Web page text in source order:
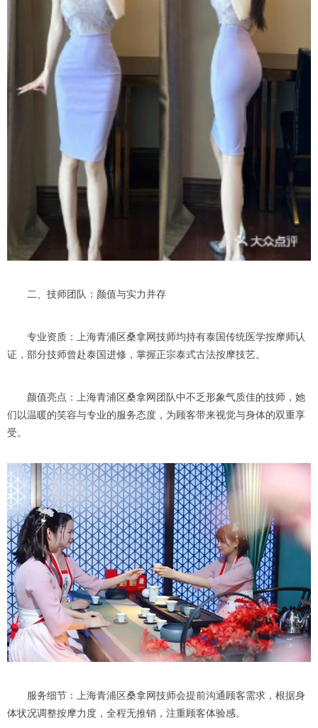
二、技师团队：颜值与实力并存
专业资质：上海青浦区桑拿网技师均持有泰国传统医学按摩师认
证，部分技师曾赴泰国进修，掌握正宗泰式古法按摩技艺。
颜值亮点：上海青浦区桑拿网团队中不乏形象气质佳的技师，她
们以温暖的笑容与专业的服务态度，为顾客带来视觉与身体的双重享
受。
服务细节：上海青浦区桑拿网技师会提前沟通顾客需求，根据身
体状况调整按摩力度，全程无推销，注重顾客体验感。